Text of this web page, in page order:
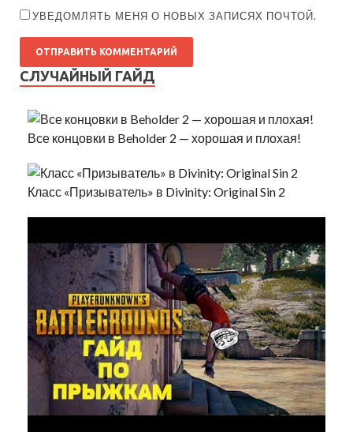
УВЕДОМЛЯТЬ МЕНЯ О НОВЫХ ЗАПИСЯХ ПОЧТОЙ.
СЛУЧАЙНЫЙ ГАЙД
Все концовки в Beholder 2 — хорошая и плохая!
Класс «Призыватель» в Divinity: Original Sin 2